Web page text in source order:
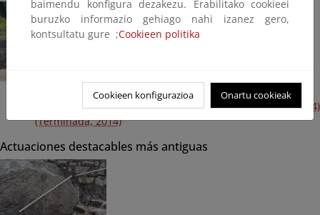
Reparaciones en la playa de Itzurun(Plan Litoral 2014)
(Terminada, 2014)
Actuaciones destacables más antiguas
baimendu konfigura dezakezu. Erabilitako cookieei
buruzko informazio gehiago nahi izanez gero,
kontsultatu gure ;Cookieen politika
Cookieen konfigurazioa Onartu cookieak